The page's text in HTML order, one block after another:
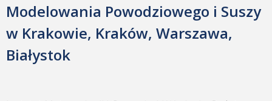
Modelowania Powodziowego i Suszy
w Krakowie, Kraków, Warszawa,
Białystok